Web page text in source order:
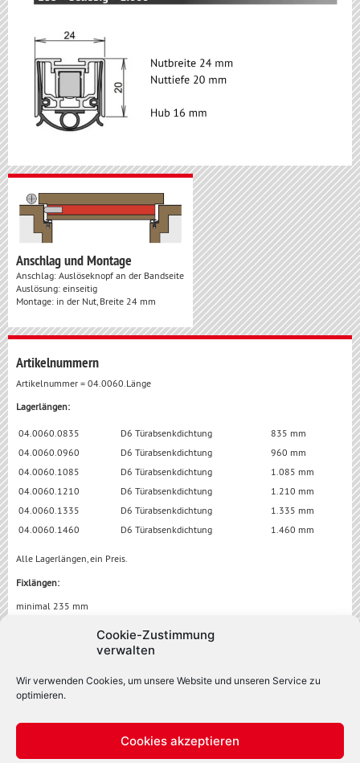
Cookie-Zustimmung
verwalten
Wir verwenden Cookies, um unsere Website und unseren Service zu
optimieren.
Cookies akzeptieren
Anschlag und Montage
Anschlag: Auslöseknopf an der Bandseite
Auslösung: einseitig
Montage: in der Nut, Breite 24 mm
Artikelnummern
Artikelnummer = 04.0060.Länge
Lagerlängen:
04.0060.0835 D6 Türabsenkdichtung
835 mm
04.0060.0960
D6 Türabsenkdichtung
960 mm
04.0060.1085
D6 Türabsenkdichtung
1.085 mm
04.0060.1210
D6 Türabsenkdichtung
1.210 mm
04.0060.1335
D6 Türabsenkdichtung
1.335 mm
04.0060.1460
D6 Türabsenkdichtung 1.460 mm
Alle Lagerlängen, ein Preis.
Fixlängen:
minimal 235 mm
D6 Türabsenkdichtung
Downloads
Ausschreibungstext D6(DOCX, 43 KB)